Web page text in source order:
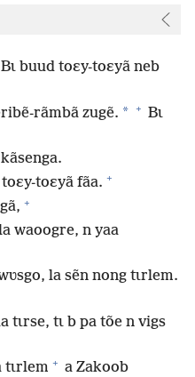
Bɩ buud toɛy-toɛyã neb
rãmbã zugẽ. * + Bɩ
toɛyã fãa. +
+
waoogre, n yaa
la sẽn nong tɩrlem.
tɩrse, tɩ b pa tõe n vigs
tɩrlem + a Zakoob